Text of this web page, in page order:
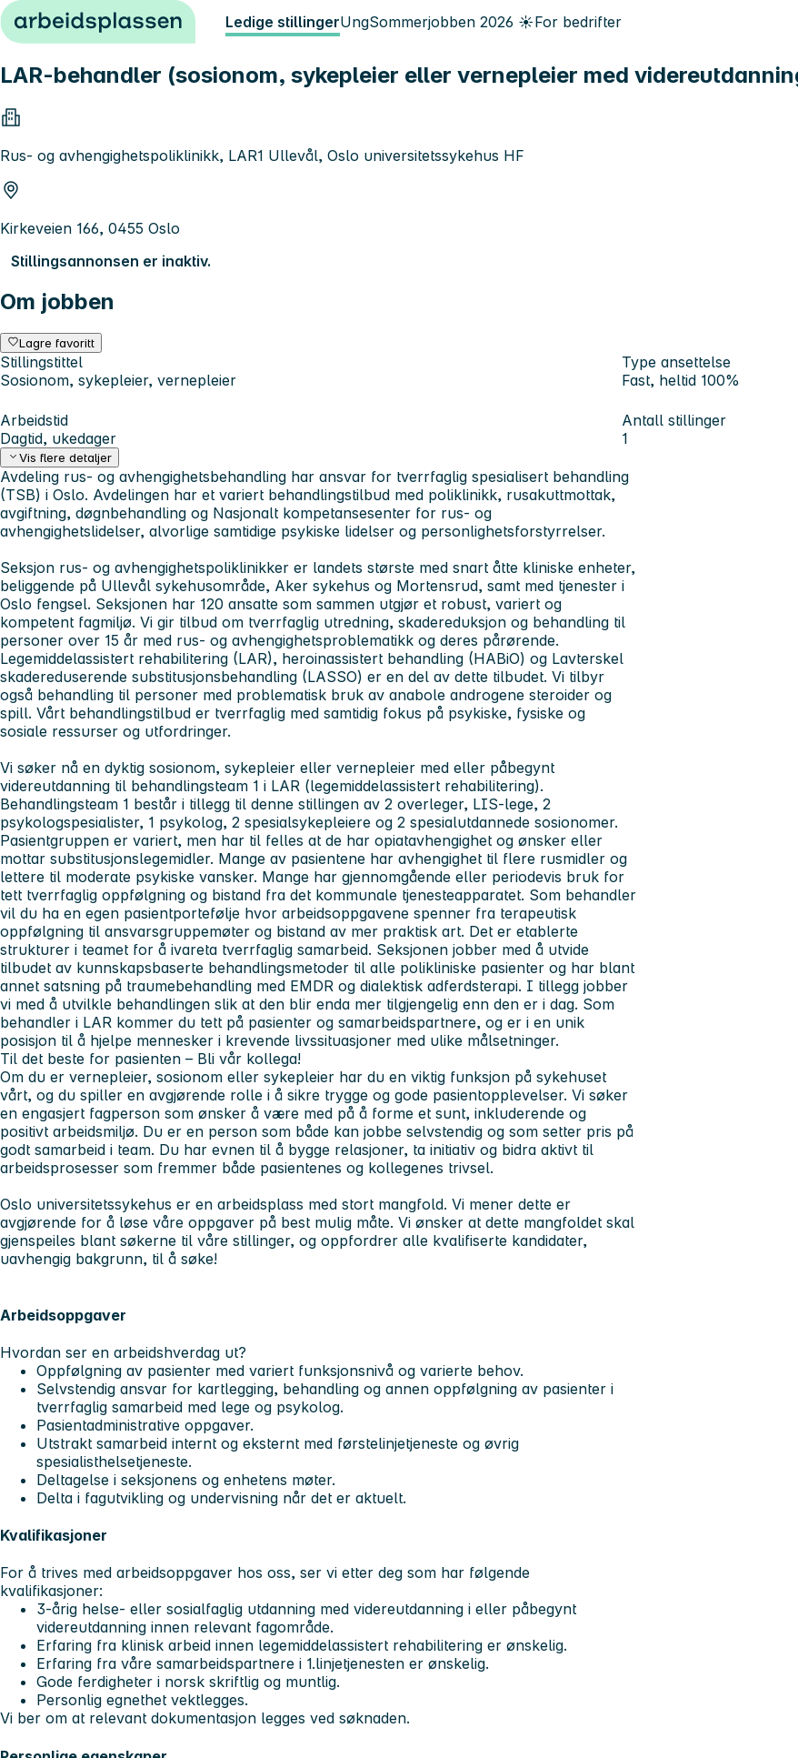
Hopp til innhold Ledige stillingerUngSommerjobben 2026 ☀️For bedrifter
LAR-behandler (sosionom, sykepleier eller vernepleier med
Rus- og avhengighetspoliklinikk, LAR1 Ullevål, Oslo universitetssykehus HF
Kirkeveien 166, 0455 Oslo
Stillingsannonsen er inaktiv.
Om jobben
Lagre favoritt
Stillingstittel
Sosionom, sykepleier, vernepleier
Type ansettelse
Fast, heltid 100%
Arbeidstid
Dagtid, ukedager
Antall stillinger
1
Vis flere detaljer
Avdeling rus- og avhengighetsbehandling har ansvar for tverrfaglig spesialisert behandling
(TSB) i Oslo. Avdelingen har et variert behandlingstilbud med poliklinikk, rusakuttmottak,
avgiftning, døgnbehandling og Nasjonalt kompetansesenter for rus- og
avhengighetslidelser, alvorlige samtidige psykiske lidelser og personlighetsforstyrrelser.
Seksjon rus- og avhengighetspoliklinikker er landets største med snart åtte kliniske enheter,
beliggende på Ullevål sykehusområde, Aker sykehus og Mortensrud, samt med tjenester i
Oslo fengsel. Seksjonen har 120 ansatte som sammen utgjør et robust, variert og
kompetent fagmiljø. Vi gir tilbud om tverrfaglig utredning, skadereduksjon og behandling til
personer over 15 år med rus- og avhengighetsproblematikk og deres pårørende.
Legemiddelassistert rehabilitering (LAR), heroinassistert behandling (HABiO) og Lavterskel
skadereduserende substitusjonsbehandling (LASSO) er en del av dette tilbudet. Vi tilbyr
også behandling til personer med problematisk bruk av anabole androgene steroider og
spill. Vårt behandlingstilbud er tverrfaglig med samtidig fokus på psykiske, fysiske og
sosiale ressurser og utfordringer.
Vi søker nå en dyktig sosionom, sykepleier eller vernepleier med eller påbegynt
videreutdanning til behandlingsteam 1 i LAR (legemiddelassistert rehabilitering).
Behandlingsteam 1 består i tillegg til denne stillingen av 2 overleger, LIS-lege, 2
psykologspesialister, 1 psykolog, 2 spesialsykepleiere og 2 spesialutdannede sosionomer.
Pasientgruppen er variert, men har til felles at de har opiatavhengighet og ønsker eller
mottar substitusjonslegemidler. Mange av pasientene har avhengighet til flere rusmidler og
lettere til moderate psykiske vansker. Mange har gjennomgående eller periodevis bruk for
tett tverrfaglig oppfølgning og bistand fra det kommunale tjenesteapparatet. Som behandler
vil du ha en egen pasientportefølje hvor arbeidsoppgavene spenner fra terapeutisk
oppfølgning til ansvarsgruppemøter og bistand av mer praktisk art. Det er etablerte
strukturer i teamet for å ivareta tverrfaglig samarbeid. Seksjonen jobber med å utvide
tilbudet av kunnskapsbaserte behandlingsmetoder til alle polikliniske pasienter og har blant
annet satsning på traumebehandling med EMDR og dialektisk adferdsterapi. I tillegg jobber
vi med å utvilkle behandlingen slik at den blir enda mer tilgjengelig enn den er i dag. Som
behandler i LAR kommer du tett på pasienter og samarbeidspartnere, og er i en unik
posisjon til å hjelpe mennesker i krevende livssituasjoner med ulike målsetninger.
Til det beste for pasienten – Bli vår kollega!
Om du er vernepleier, sosionom eller sykepleier har du en viktig funksjon på sykehuset
vårt, og du spiller en avgjørende rolle i å sikre trygge og gode pasientopplevelser. Vi søker
en engasjert fagperson som ønsker å være med på å forme et sunt, inkluderende og
positivt arbeidsmiljø. Du er en person som både kan jobbe selvstendig og som setter pris på
godt samarbeid i team. Du har evnen til å bygge relasjoner, ta initiativ og bidra aktivt til
arbeidsprosesser som fremmer både pasientenes og kollegenes trivsel.
Oslo universitetssykehus er en arbeidsplass med stort mangfold. Vi mener dette er
avgjørende for å løse våre oppgaver på best mulig måte. Vi ønsker at dette mangfoldet skal
gjenspeiles blant søkerne til våre stillinger, og oppfordrer alle kvalifiserte kandidater,
uavhengig bakgrunn, til å søke!
Arbeidsoppgaver
Hvordan ser en arbeidshverdag ut?
Oppfølgning av pasienter med variert funksjonsnivå og varierte behov.
Selvstendig ansvar for kartlegging, behandling og annen oppfølgning av pasienter i
tverrfaglig samarbeid med lege og psykolog.
Pasientadministrative oppgaver.
Utstrakt samarbeid internt og eksternt med førstelinjetjeneste og øvrig
spesialisthelsetjeneste.
Deltagelse i seksjonens og enhetens møter.
Delta i fagutvikling og undervisning når det er aktuelt.
Kvalifikasjoner
For å trives med arbeidsoppgaver hos oss, ser vi etter deg som har følgende
kvalifikasjoner:
3-årig helse- eller sosialfaglig utdanning med videreutdanning i eller påbegynt
videreutdanning innen relevant fagområde.
Erfaring fra klinisk arbeid innen legemiddelassistert rehabilitering er ønskelig.
Erfaring fra våre samarbeidspartnere i 1.linjetjenesten er ønskelig.
Gode ferdigheter i norsk skriftlig og muntlig.
Personlig egnethet vektlegges.
Vi ber om at relevant dokumentasjon legges ved søknaden.